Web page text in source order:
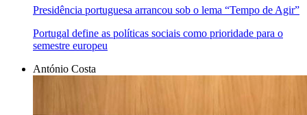
Presidência portuguesa arrancou sob o lema “Tempo de Agir”
Portugal define as políticas sociais como prioridade para o
semestre europeu
António Costa